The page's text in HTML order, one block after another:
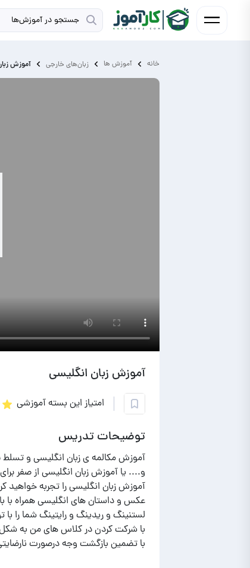
خانه آموزش ‌ها زبان‌های خارجی آموزش
آموزش زبان انگلیسی
امتیاز این بسته آموزشی
توضیحات تدریس
آموزش مکالمه ی زبان انگلیسی و
آموزش زبان انگلیسی را تجربه خواهید
عکس و داستان های انگلیسی همراه
لستنینگ و ریدینگ و رایتینگ شما
با تضمین بازگشت وجه درصورت